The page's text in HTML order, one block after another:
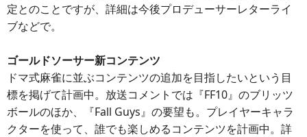
定とのことですが、詳細は今後プロデューサーレターライ
ブなどで。
ゴールドソーサー新コンテンツ
ドマ式麻雀に並ぶコンテンツの追加を目指したいという目
標を掲げて計画中。放送コメントでは『FF10』のブリッツ
ボールのほか、『Fall Guys』の要望も。プレイヤーキャラ
クターを使って、誰でも楽しめるコンテンツを計画中。詳